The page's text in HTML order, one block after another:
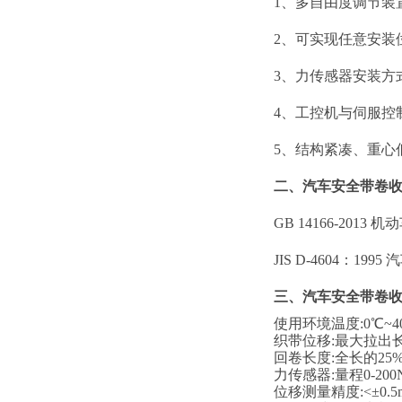
2 可实现任意安装
3 力传感器安装方
4 工控机与伺服控
5 结构紧凑、重心
二、 汽车安全带卷
GB 14166-2013 机
JIS D-4604：1995
三、 汽车安全带卷
使用环境温度
织带位移:最大拉出
回卷长度:全长的
力传感器:量程0-
位移测量精度